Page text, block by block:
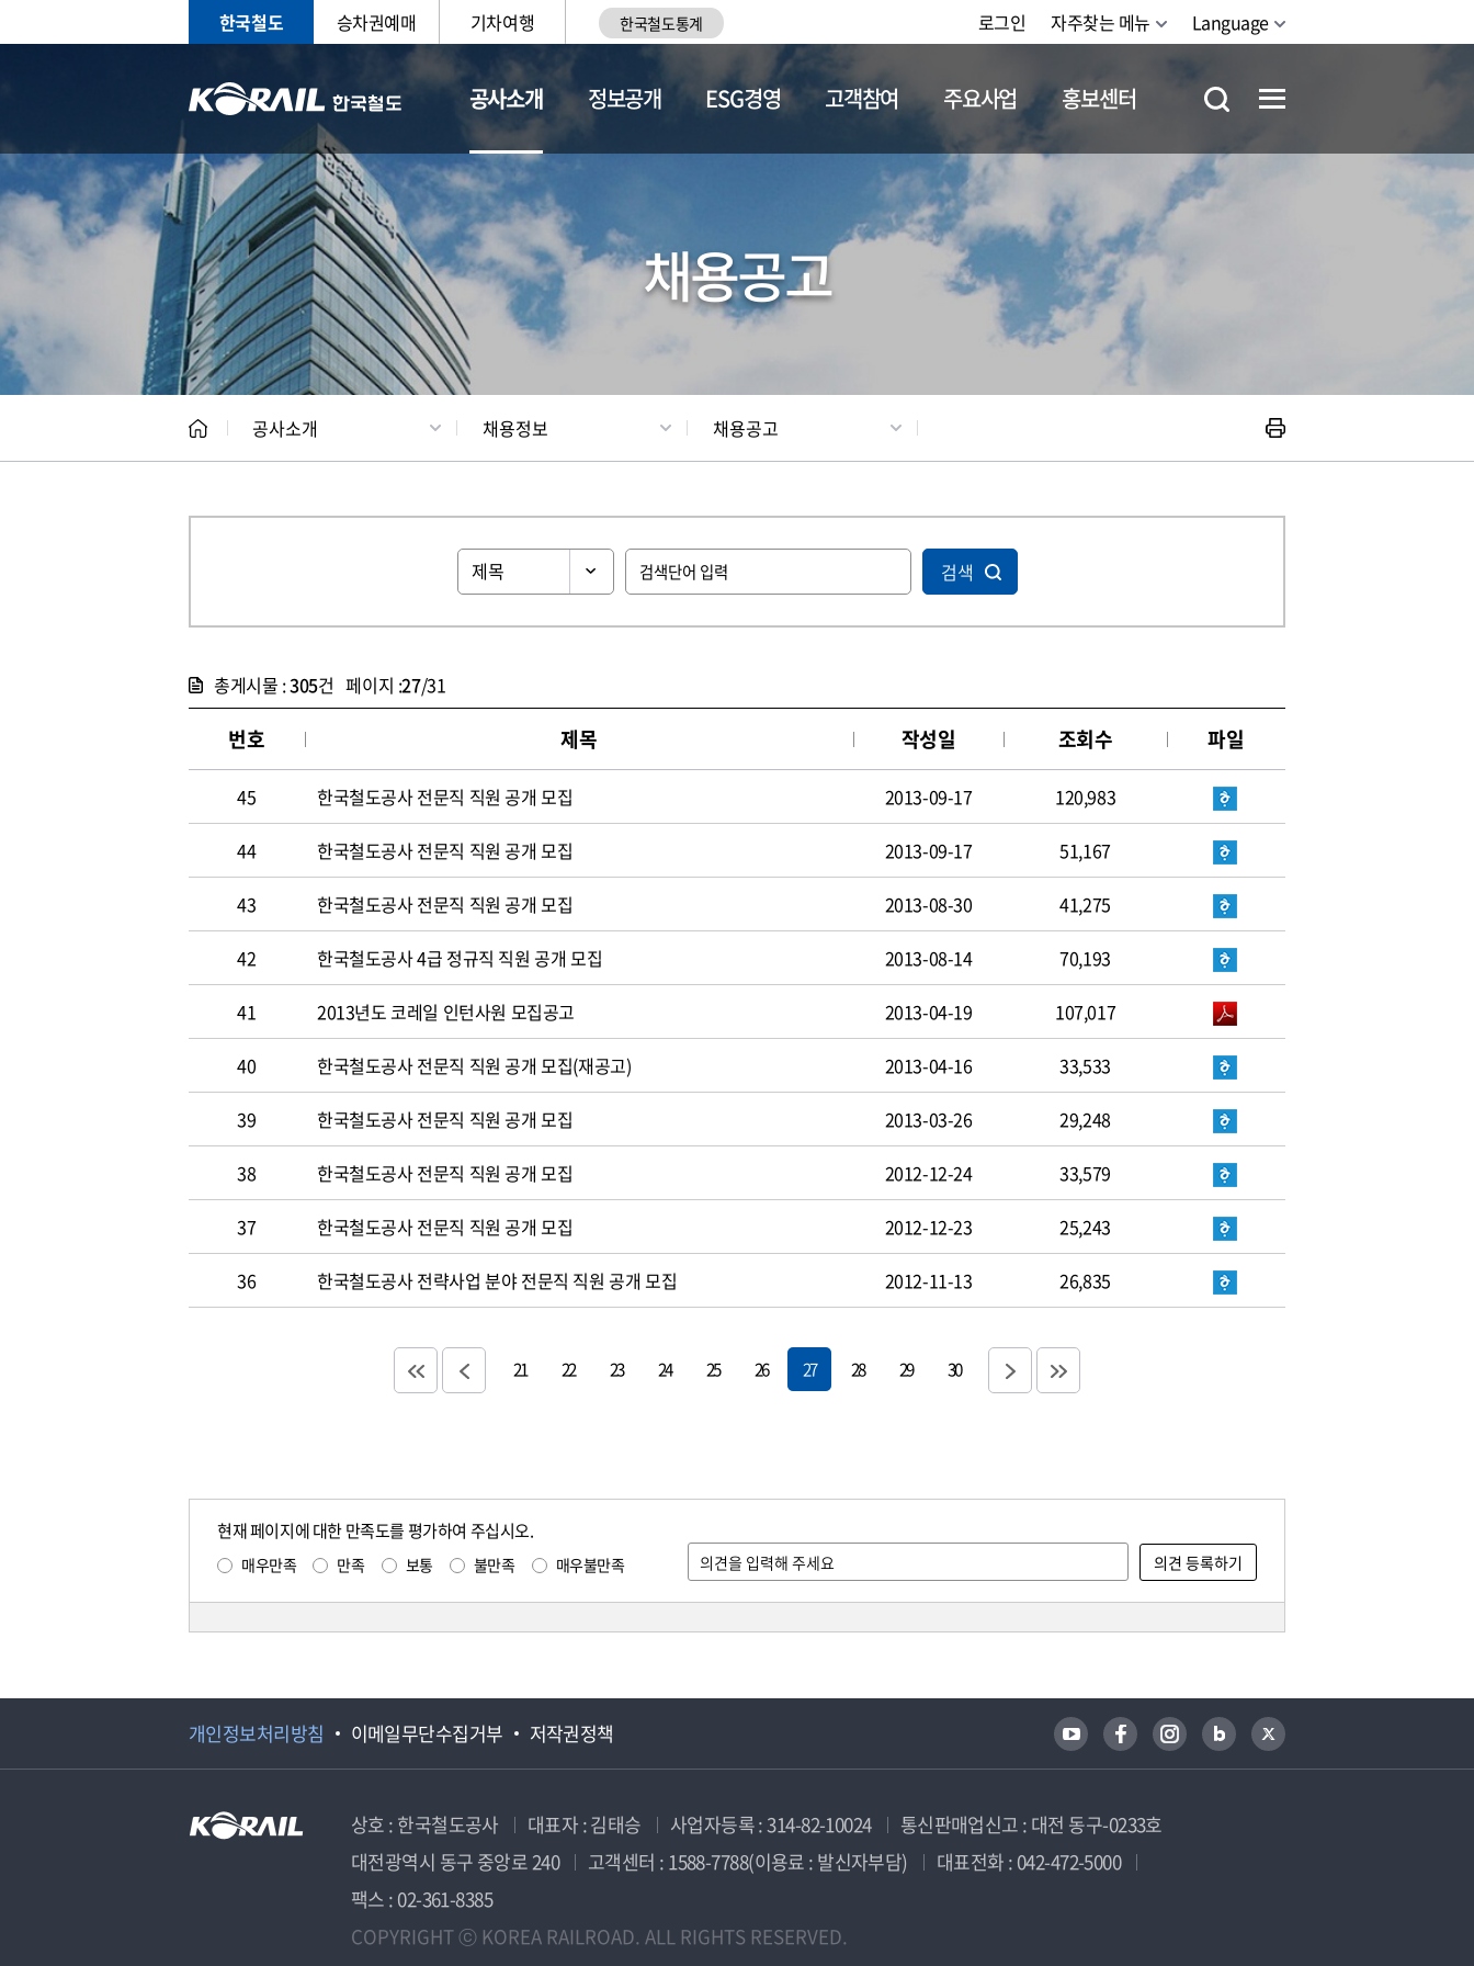
한국철도 승차권예매 기차여행 한국철도통계 로그인 자주찾는 메뉴 Language
공사소개
CEO 일반현황 채용정보
정보공개 ESG경영 고객참여 주요사업 홍보센터
채용공고
공사소개 채용정보 채용공고
검색
총게시물 :305건 페이지 :27/31
번호 제목 작성일 조회수 파일
45 한국철도공사 전문직 직원 공개 모집 2013-09-17 120,983
44 한국철도공사 전문직 직원 공개 모집 2013-09-17 51,167
43 한국철도공사 전문직 직원 공개 모집 2013-08-30 41,275
42 한국철도공사 4급 정규직 직원 공개 모집 2013-08-14 70,193
41 2013년도 코레일 인턴사원 모집공고 2013-04-19 107,017
40 한국철도공사 전문직 직원 공개 모집(재공고) 2013-04-16 33,533
39 한국철도공사 전문직 직원 공개 모집 2013-03-26 29,248
38 한국철도공사 전문직 직원 공개 모집 2012-12-24 33,579
37 한국철도공사 전문직 직원 공개 모집 2012-12-23 25,243
36 한국철도공사 전략사업 분야 전문직 직원 공개 모집 2012-11-13 26,835
21 22 23 24 25 26 27 28 29 30
현재 페이지에 대한 만족도를 평가하여 주십시오.
매우만족 만족 보통 불만족 매우불만족
개인정보처리방침 이메일무단수집거부 저작권정책
상호 : 한국철도공사 대표자 : 김태승 사업자등록 : 314-82-10024
통신판매업신고 : 대전 동구-0233호
대전광역시 동구 중앙로 240
고객센터 : 1588-7788(이용료 : 발신자부담)
대표전화 : 042-472-5000
팩스 : 02-361-8385
COPYRIGHT ⓒ KOREA RAILROAD. ALL RIGHTS RESERVED.